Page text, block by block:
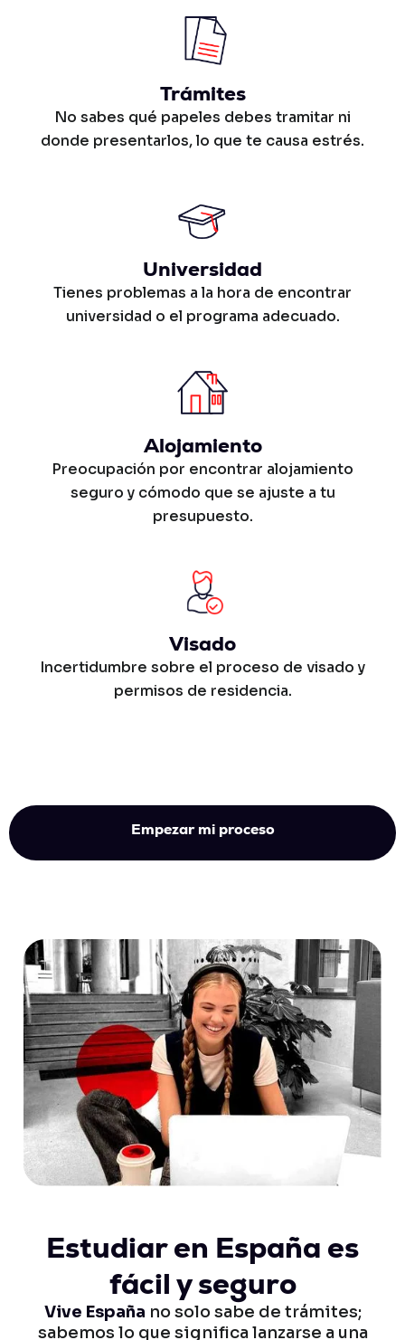
Trámites
No sabes qué papeles debes tramitar ni
donde presentarlos, lo que te causa estrés.
Universidad
Tienes problemas a la hora de encontrar
universidad o el programa adecuado.
Alojamiento
Preocupación por encontrar alojamiento
seguro y cómodo que se ajuste a tu
presupuesto.
Visado
Incertidumbre sobre el proceso de visado y
permisos de residencia.
Empezar mi proceso
Estudiar en España es
fácil y seguro
Vive España no solo sabe de trámites;
sabemos lo que significa lanzarse a una